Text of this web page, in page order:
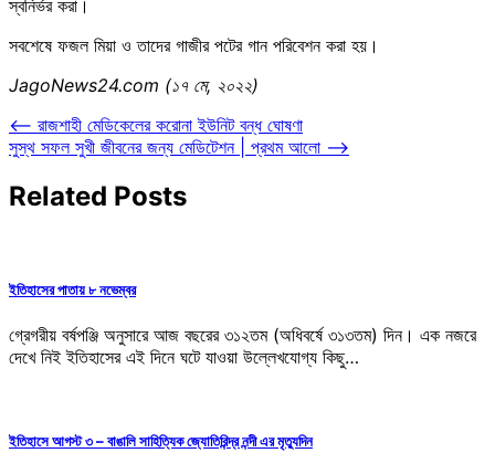
স্বনির্ভর করা।
সবশেষে ফজল মিয়া ও তাদের গাজীর পটের গান পরিবেশন করা হয়।
JagoNews24.com (১৭ মে, ২০২২)
Post
navigation
⟵ রাজশাহী মেডিকেলের করোনা ইউনিট বন্ধ ঘোষণা
সুস্থ সফল সুখী জীবনের জন্য মেডিটেশন | প্রথম আলো ⟶
Related Posts
ইতিহাসের পাতায় ৮ নভেম্বর
গ্রেগরীয় বর্ষপঞ্জি অনুসারে আজ বছরের ৩১২তম (অধিবর্ষে ৩১৩তম) দিন। এক নজরে
দেখে নিই ইতিহাসের এই দিনে ঘটে যাওয়া উল্লেখযোগ্য কিছু…
ইতিহাসে আগস্ট ৩ – বাঙালি সাহিত্যিক জ্যোতিরিন্দ্র নন্দী এর মৃত্যুদিন